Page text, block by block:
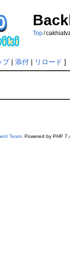
Top/
プ| 添付| リロード ]
Team. Powered by PHP